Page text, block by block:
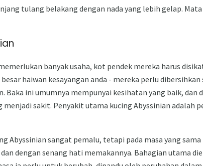
tulang belakang dengan nada yang lebih gelap.
banyak usaha, kot pendek mereka harus
haiwan kesayangan anda - mereka perlu
Baka ini umumnya mempunyai kesihatan yang baik, dan
sakit. Penyakit utama kucing Abyssinian adalah
Abyssinian sangat pemalu, tetapi pada masa yang
dengan senang hati memakannya. Bahagian utama